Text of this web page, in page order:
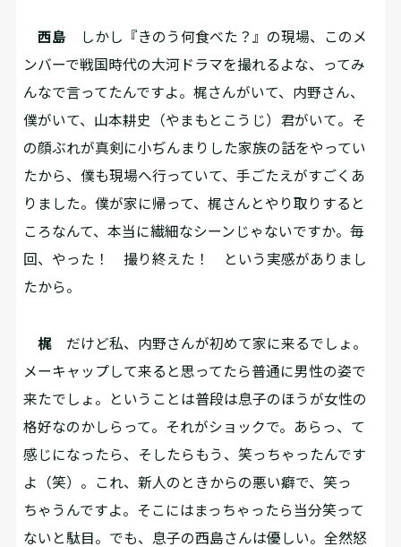
西島 しかし『きのう何食べた？』の現場、このメ
ンバーで戦国時代の大河ドラマを撮れるよな、ってみ
んなで言ってたんですよ。梶さんがいて、内野さん、
僕がいて、山本耕史（やまもとこうじ）君がいて。そ
の顔ぶれが真剣に小ぢんまりした家族の話をやってい
たから、僕も現場へ行っていて、手ごたえがすごくあ
りました。僕が家に帰って、梶さんとやり取りすると
ころなんて、本当に繊細なシーンじゃないですか。毎
回、やった！ 撮り終えた！ という実感がありまし
たから。
梶 だけど私、内野さんが初めて家に来るでしょ。
メーキャップして来ると思ってたら普通に男性の姿で
来たでしょ。ということは普段は息子のほうが女性の
格好なのかしらって。それがショックで。あらっ、て
感じになったら、そしたらもう、笑っちゃったんです
よ（笑）。これ、新人のときからの悪い癖で、笑っ
ちゃうんですよ。そこにはまっちゃったら当分笑って
ないと駄目。でも、息子の西島さんは優しい。全然怒